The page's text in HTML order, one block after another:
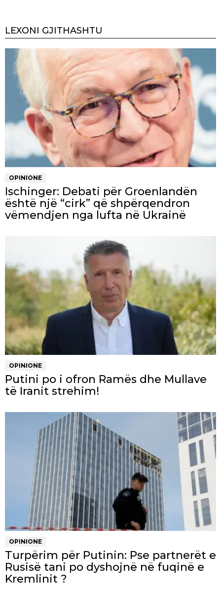
LEXONI GJITHASHTU
OPINIONE
Ischinger: Debati për Groenlandën
është një “cirk” që shpërqendron
vëmendjen nga lufta në Ukrainë
OPINIONE
Putini po i ofron Ramës dhe Mullave
të Iranit strehim!
OPINIONE
Turpërim për Putinin: Pse partnerët e
Rusisë tani po dyshojnë në fuqinë e
Kremlinit ?